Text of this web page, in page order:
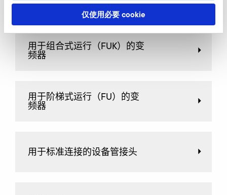
仅使用必要 cookie
用于组合式运行（FUK）的变
频器
用于阶梯式运行（FU）的变
频器
用于标准连接的设备管接头